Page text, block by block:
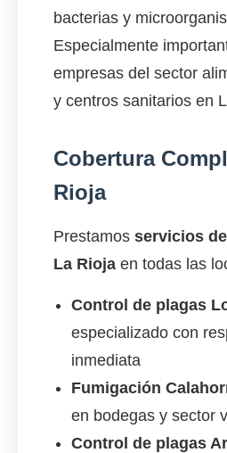
bacterias y
Especialmente
empresas del sector
y centros sanitarios en
Cobertura
Rioja
Prestamos servicios
La Rioja en todas las
Control de plagas
especializado con
inmediata
Fumigación
en bodegas y sector
Control de plagas